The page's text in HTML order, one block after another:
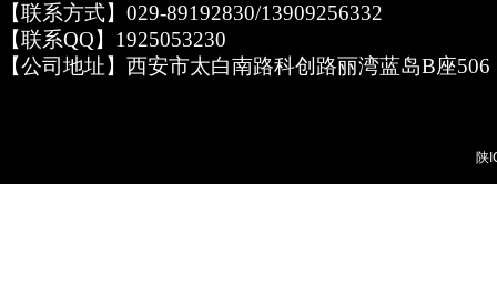
【联系方式】029-89192830/13909256332
【联系QQ】1925053230
【公司地址】西安市太白南路科创路丽湾蓝岛B座506
陕